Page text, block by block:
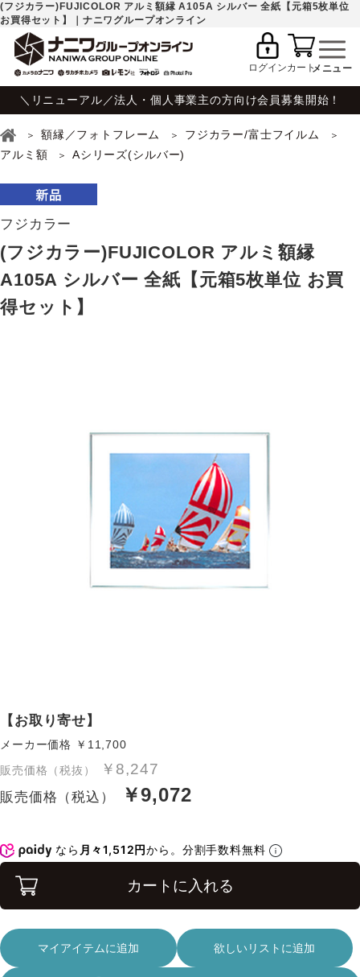
(フジカラー)FUJICOLOR アルミ額縁 A105A シルバー 全紙【元箱5枚単位
お買得セット】｜ナニワグループオンライン
ログインカート
＼リニューアル／法人・個人事業主の方向け会員募集開始！
額縁／フォトフレーム
フジカラー/富士フイルム
アルミ額
Aシリーズ(シルバー)
フジカラー
(フジカラー)FUJICOLOR アルミ額縁
A105A シルバー 全紙【元箱5枚単位 お買
得セット】
【お取り寄せ】
メーカー価格 ￥11,700
販売価格（税抜）
￥8,247
販売価格（税込） ￥9,072
なら 月々1,512円から。分割手数料無料
カートに入れる
マイアイテムに追加 欲しいリストに追加